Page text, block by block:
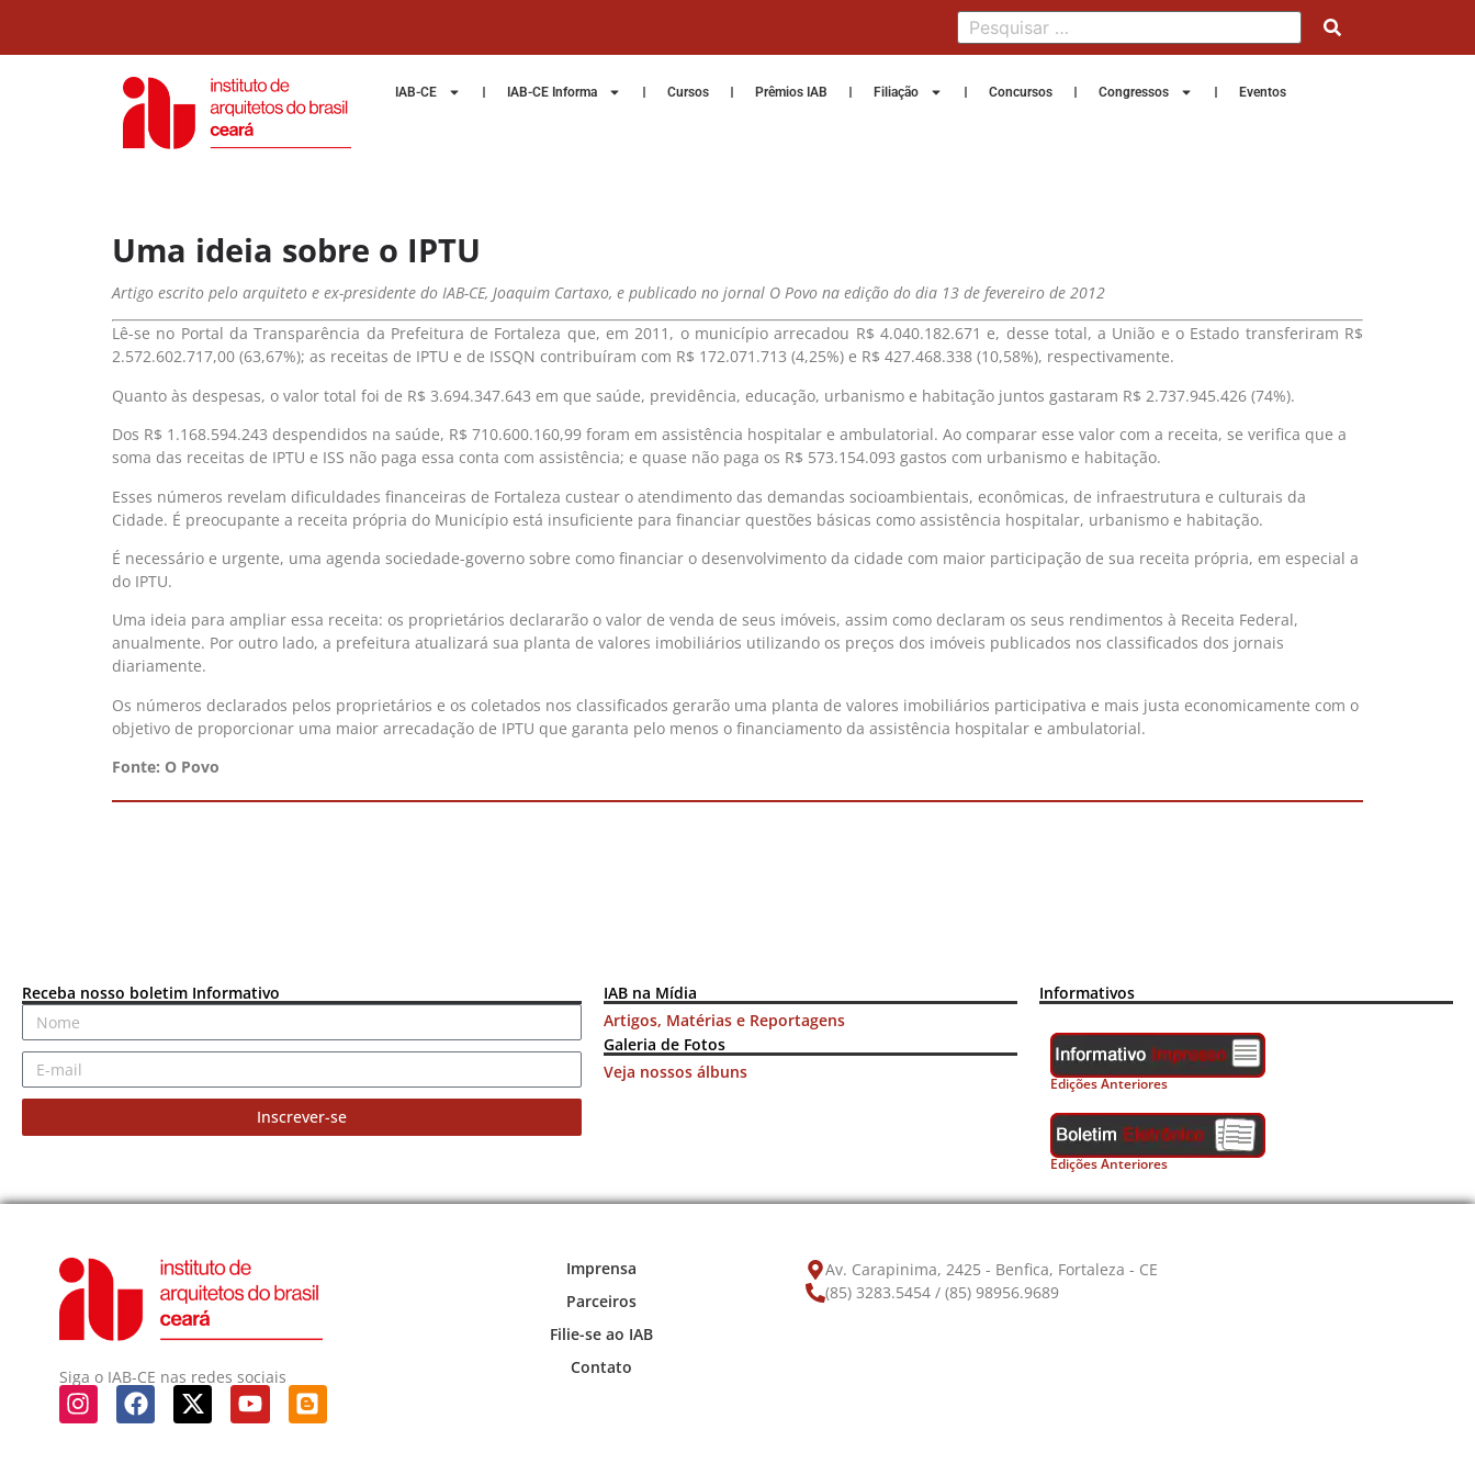
IAB-CE IAB-CE Informa Cursos Prêmios IAB Filiação Concursos Congressos Eventos
Uma ideia sobre o IPTU
Artigo escrito pelo arquiteto e ex-presidente do IAB-CE, Joaquim Cartaxo, e publicado no jornal O Povo na edição do dia 13 de fevereiro de 2012
Lê-se no Portal da Transparência da Prefeitura de Fortaleza que, em 2011, o município arrecadou R$ 4.040.182.671 e, desse total, a União e o Estado transferiram R$
2.572.602.717,00 (63,67%); as receitas de IPTU e de ISSQN contribuíram com R$ 172.071.713 (4,25%) e R$ 427.468.338 (10,58%), respectivamente.
Quanto às despesas, o valor total foi de R$ 3.694.347.643 em que saúde, previdência, educação, urbanismo e habitação juntos gastaram R$ 2.737.945.426 (74%).
Dos R$ 1.168.594.243 despendidos na saúde, R$ 710.600.160,99 foram em assistência hospitalar e ambulatorial. Ao comparar esse valor com a receita, se verifica que a
soma das receitas de IPTU e ISS não paga essa conta com assistência; e quase não paga os R$ 573.154.093 gastos com urbanismo e habitação.
Esses números revelam dificuldades financeiras de Fortaleza custear o atendimento das demandas socioambientais, econômicas, de infraestrutura e culturais da
Cidade. É preocupante a receita própria do Município está insuficiente para financiar questões básicas como assistência hospitalar, urbanismo e habitação.
É necessário e urgente, uma agenda sociedade-governo sobre como financiar o desenvolvimento da cidade com maior participação de sua receita própria, em especial a
do IPTU.
Uma ideia para ampliar essa receita: os proprietários declararão o valor de venda de seus imóveis, assim como declaram os seus rendimentos à Receita Federal,
anualmente. Por outro lado, a prefeitura atualizará sua planta de valores imobiliários utilizando os preços dos imóveis publicados nos classificados dos jornais
diariamente.
Os números declarados pelos proprietários e os coletados nos classificados gerarão uma planta de valores imobiliários participativa e mais justa economicamente com o
objetivo de proporcionar uma maior arrecadação de IPTU que garanta pelo menos o financiamento da assistência hospitalar e ambulatorial.
Fonte: O Povo
Receba nosso boletim Informativo
Inscrever-se
IAB na Mídia
Artigos, Matérias e Reportagens
Galeria de Fotos
Veja nossos álbuns
Informativos
Edições Anteriores
Edições Anteriores
Siga o IAB-CE nas redes sociais
Imprensa
Parceiros
Filie-se ao IAB
Contato
Av. Carapinima, 2425 - Benfica, Fortaleza - CE
(85) 3283.5454 / (85) 98956.9689